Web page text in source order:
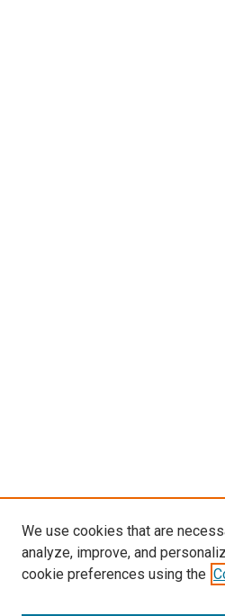
We use cookies that are
analyze, improve, and
cookie preferences using the